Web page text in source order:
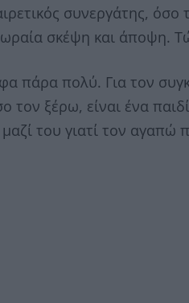
συνεργάτης,
σκέψη και άποψη.
πάρα πολύ. Για τον
ξέρω, είναι ένα
του γιατί τον αγαπώ